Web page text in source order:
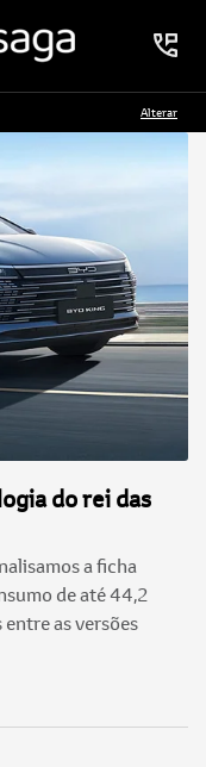
Alterar
do rei das
a ficha
de até 44,2
as versões